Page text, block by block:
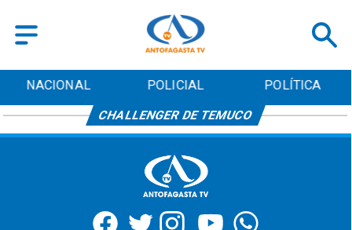
NACIONAL POLICIAL POLÍTICA
CHALLENGER DE TEMUCO